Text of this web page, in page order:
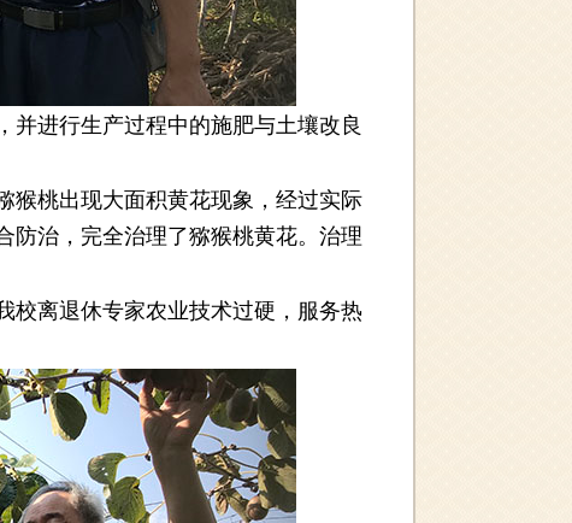
进行生产过程中的施肥与土壤改良
桃出现大面积黄花现象，经过实际
防治，完全治理了猕猴桃黄花。治理
离退休专家农业技术过硬，服务热